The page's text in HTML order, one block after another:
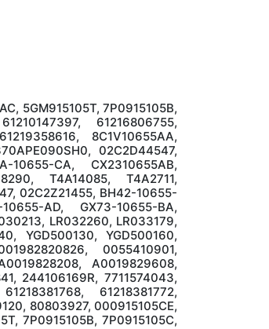
5GM915105T, 7P0915105B,
61216806755,
8C1V10655AA,
02C2D44547,
CA, CX2310655AB,
T4A14085, T4A2711,
02C2Z21455, BH42-10655-
AD, GX73-10655-BA,
LR032260, LR033179,
YGD500130, YGD500160,
0055410901,
A0019829608,
244106169R, 7711574043,
61218381772,
80803927, 000915105CE,
7P0915105B, 7P0915105C,